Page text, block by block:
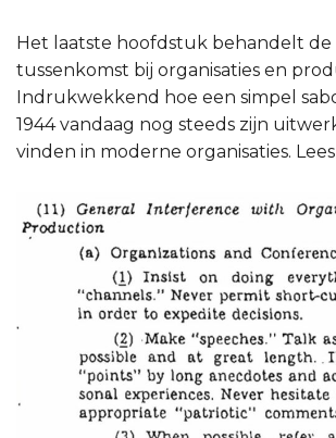
Het laatste hoofdstuk behandelt de
tussenkomst bij organisaties en
Indrukwekkend hoe een simpel
1944 vandaag nog steeds zijn
vinden in moderne organisaties.